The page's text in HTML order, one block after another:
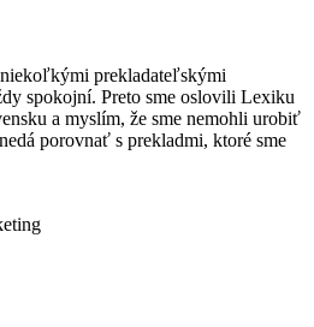
prekladateľskými
spokojní. Preto sme oslovili Lexiku
a myslím, že sme nemohli urobiť
porovnať s prekladmi, ktoré sme